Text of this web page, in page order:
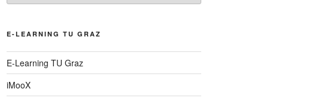
E-LEARNING TU GRAZ
E-Learning TU Graz
iMooX